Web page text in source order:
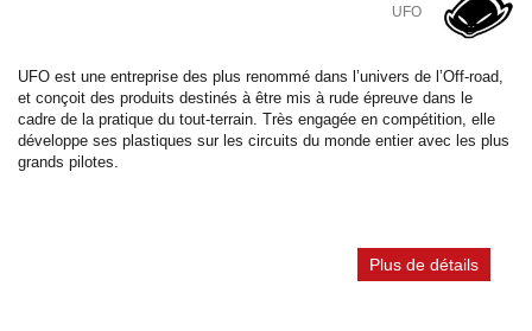
UFO
UFO est une entreprise des plus renommé dans l’univers de l’Off-road,
et conçoit des produits destinés à être mis à rude épreuve dans le
cadre de la pratique du tout-terrain. Très engagée en compétition, elle
développe ses plastiques sur les circuits du monde entier avec les plus
grands pilotes.
Plus de détails